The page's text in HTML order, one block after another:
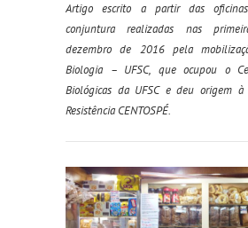
Artigo escrito a partir das
conjuntura realizadas nas
dezembro de 2016 pela
Biologia – UFSC, que ocupou o
Biológicas da UFSC e deu origem
Resistência CENTOSPÉ.